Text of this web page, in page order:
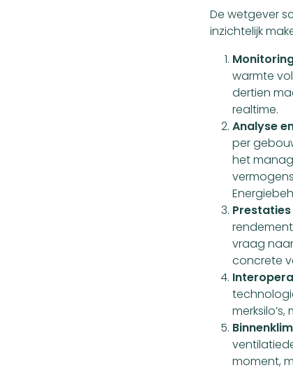
De wetgever
inzichtelijk
warmte
dertien
realtime.
Analyse
per
het
vraag
concrete
moment,